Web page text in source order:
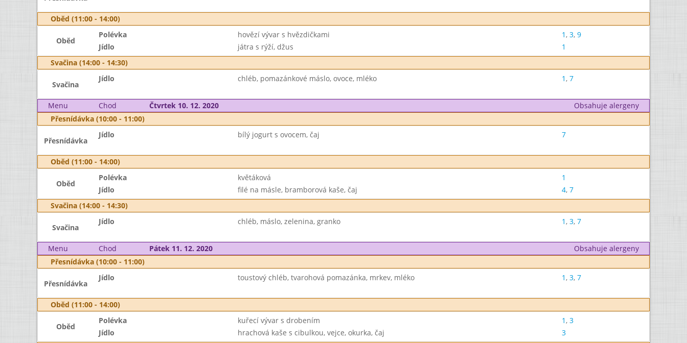
Oběd (11:00 - 14:00)
Oběd
Polévka hovězí vývar s hvězdičkami 1, 3, 9
Jídlo
játra s rýží, džus
1
Svačina (14:00 - 14:30)
Svačina
Jídlo chléb, pomazánkové máslo, ovoce, mléko 1, 7
Menu Chod Čtvrtek 10. 12. 2020
Obsahuje alergeny
Přesnídávka (10:00 - 11:00)
Přesnídávka
Jídlo bílý jogurt s ovocem, čaj 7
Oběd (11:00 - 14:00)
Oběd
Polévka květáková
1
Jídlo
filé na másle, bramborová kaše, čaj 4, 7
Svačina (14:00 - 14:30)
Svačina
Jídlo chléb, máslo, zelenina, granko 1, 3, 7
Menu Chod Pátek 11. 12. 2020
Obsahuje alergeny
Přesnídávka (10:00 - 11:00)
Přesnídávka
Jídlo toustový chléb, tvarohová pomazánka, mrkev, mléko 1, 3, 7
Oběd (11:00 - 14:00)
Oběd
Polévka kuřecí vývar s drobením 1, 3
Jídlo
hrachová kaše s cibulkou, vejce, okurka, čaj
3